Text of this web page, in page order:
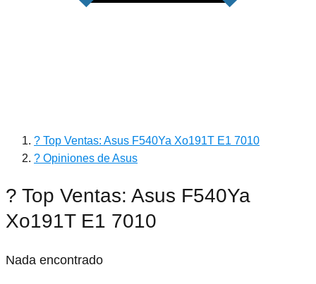
? Top Ventas: Asus F540Ya Xo191T E1 7010
? Opiniones de Asus
? Top Ventas: Asus F540Ya
Xo191T E1 7010
Nada encontrado